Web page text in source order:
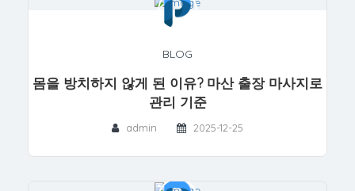
BLOG
몸을 방치하지 않게 된 이유? 마산 출장 마사지로
관리 기준
admin 2025-12-25